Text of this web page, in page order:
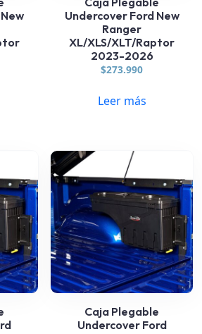
Undercover Ford New
Ranger
XL/XLS/XLT/Raptor
2023-2026
$273.990
Leer más
Caja Plegable
Undercover Ford